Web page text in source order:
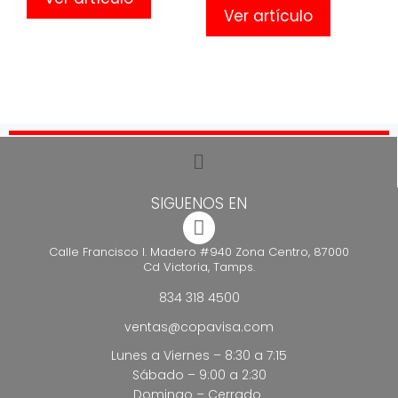
Ver artículo
SIGUENOS EN
Calle Francisco I. Madero #940 Zona Centro, 87000
Cd Victoria, Tamps.
834 318 4500
ventas@copavisa.com
Lunes a Viernes – 8:30 a 7:15
Sábado – 9:00 a 2:30